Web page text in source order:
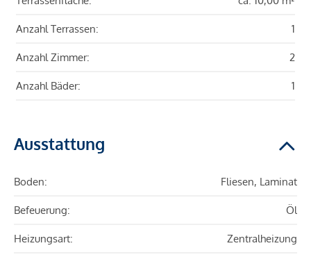
Anzahl Terrassen: 1
Anzahl Zimmer: 2
Anzahl Bäder: 1
Ausstattung
Boden: Fliesen, Laminat
Befeuerung: Öl
Heizungsart: Zentralheizung